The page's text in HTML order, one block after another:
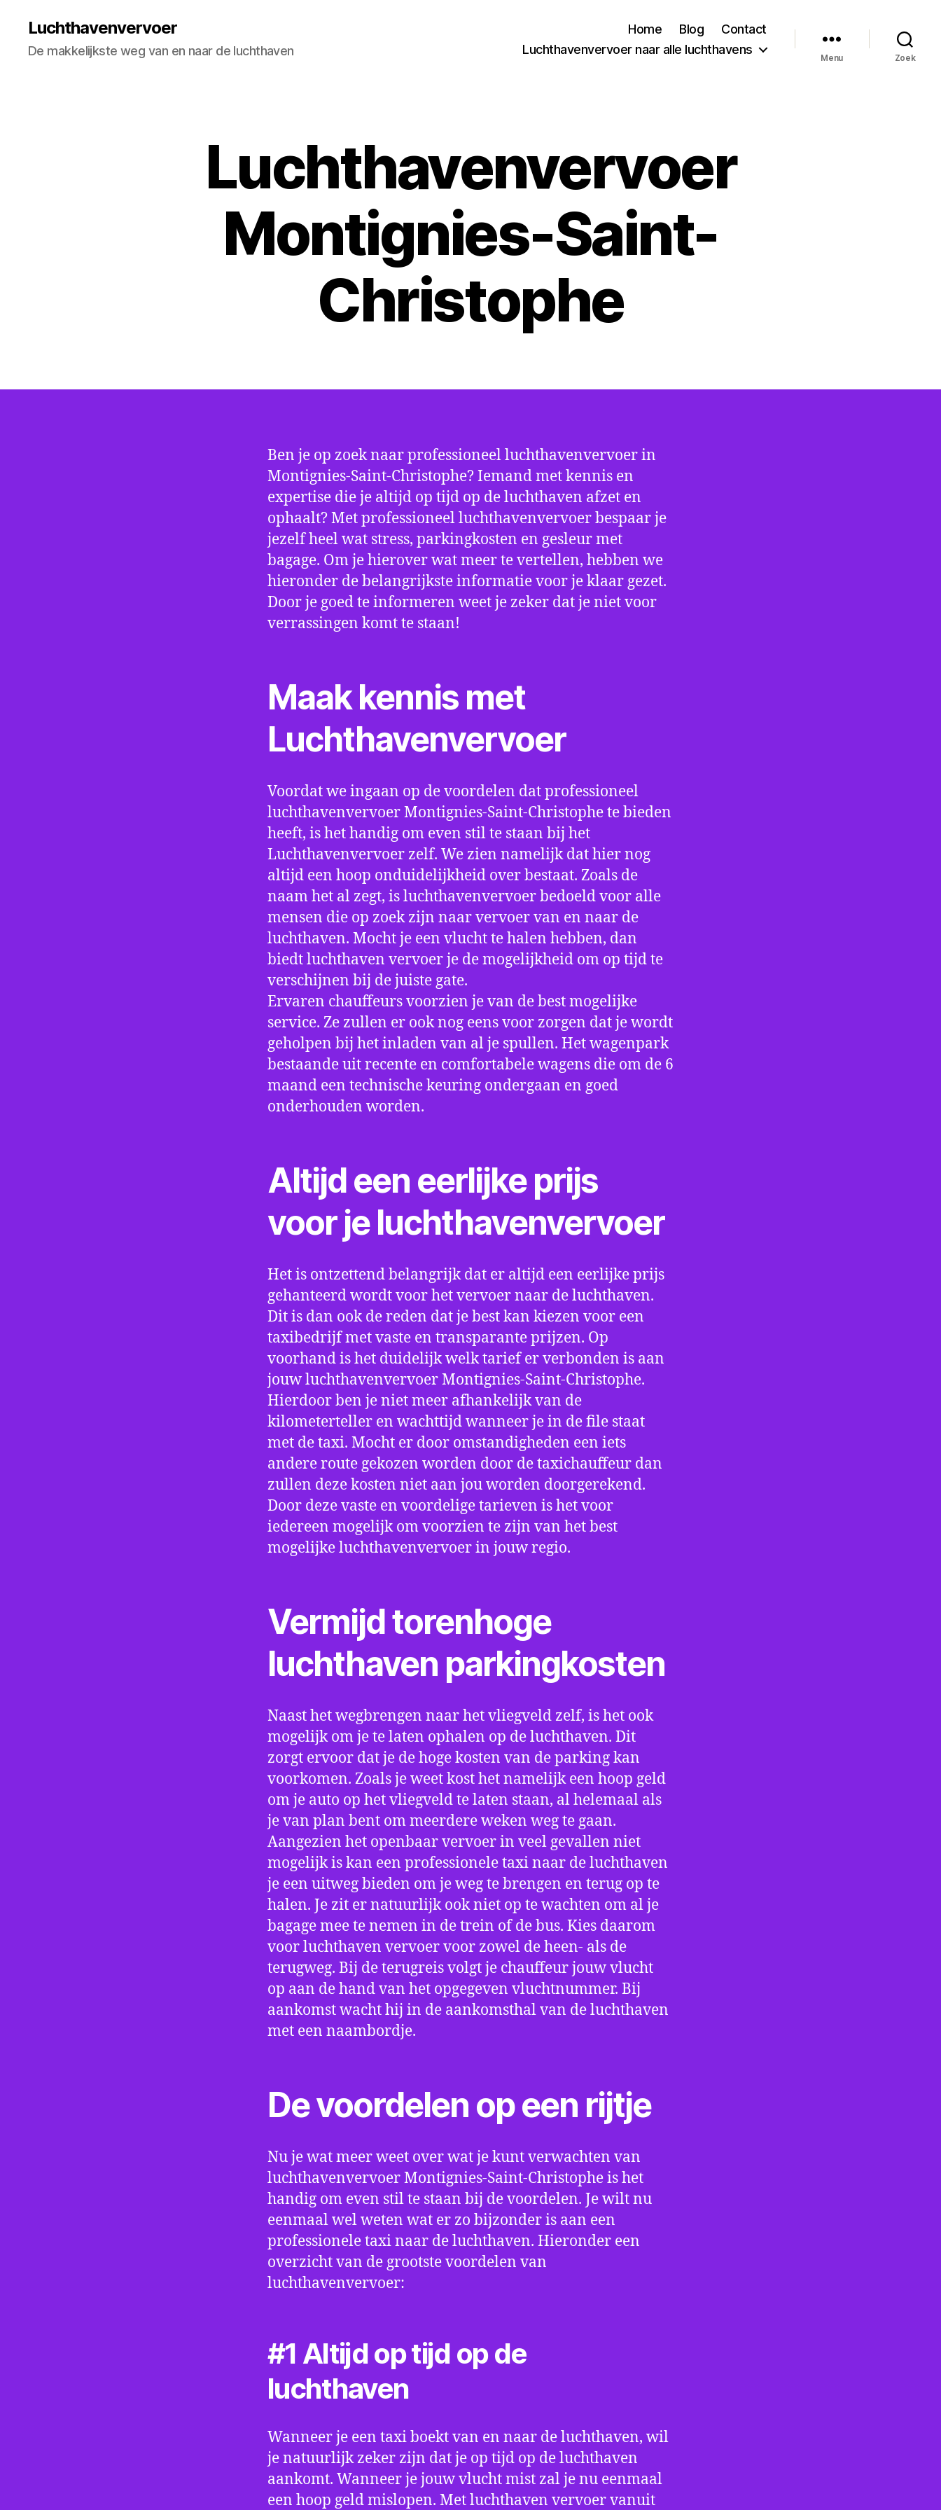
Luchthavenvervoer
De makkelijkste weg van en naar de luchthaven
Home Blog
Contact
Luchthavenvervoer naar alle luchthavens
Menu Zoek
Luchthavenvervoer
Montignies-Saint-
Christophe
Ben je op zoek naar professioneel luchthavenvervoer in
Montignies-Saint-Christophe? Iemand met kennis en
expertise die je altijd op tijd op de luchthaven afzet en
ophaalt? Met professioneel luchthavenvervoer bespaar je
jezelf heel wat stress, parkingkosten en gesleur met
bagage. Om je hierover wat meer te vertellen, hebben we
hieronder de belangrijkste informatie voor je klaar gezet.
Door je goed te informeren weet je zeker dat je niet voor
verrassingen komt te staan!
Maak kennis met
Luchthavenvervoer
Voordat we ingaan op de voordelen dat professioneel
luchthavenvervoer Montignies-Saint-Christophe te bieden
heeft, is het handig om even stil te staan bij het
Luchthavenvervoer zelf. We zien namelijk dat hier nog
altijd een hoop onduidelijkheid over bestaat. Zoals de
naam het al zegt, is luchthavenvervoer bedoeld voor alle
mensen die op zoek zijn naar vervoer van en naar de
luchthaven. Mocht je een vlucht te halen hebben, dan
biedt luchthaven vervoer je de mogelijkheid om op tijd te
verschijnen bij de juiste gate.
Ervaren chauffeurs voorzien je van de best mogelijke
service. Ze zullen er ook nog eens voor zorgen dat je wordt
geholpen bij het inladen van al je spullen. Het wagenpark
bestaande uit recente en comfortabele wagens die om de 6
maand een technische keuring ondergaan en goed
onderhouden worden.
Altijd een eerlijke prijs
voor je luchthavenvervoer
Het is ontzettend belangrijk dat er altijd een eerlijke prijs
gehanteerd wordt voor het vervoer naar de luchthaven.
Dit is dan ook de reden dat je best kan kiezen voor een
taxibedrijf met vaste en transparante prijzen. Op
voorhand is het duidelijk welk tarief er verbonden is aan
jouw luchthavenvervoer Montignies-Saint-Christophe.
Hierdoor ben je niet meer afhankelijk van de
kilometerteller en wachttijd wanneer je in de file staat
met de taxi. Mocht er door omstandigheden een iets
andere route gekozen worden door de taxichauffeur dan
zullen deze kosten niet aan jou worden doorgerekend.
Door deze vaste en voordelige tarieven is het voor
iedereen mogelijk om voorzien te zijn van het best
mogelijke luchthavenvervoer in jouw regio.
Vermijd torenhoge
luchthaven parkingkosten
Naast het wegbrengen naar het vliegveld zelf, is het ook
mogelijk om je te laten ophalen op de luchthaven. Dit
zorgt ervoor dat je de hoge kosten van de parking kan
voorkomen. Zoals je weet kost het namelijk een hoop geld
om je auto op het vliegveld te laten staan, al helemaal als
je van plan bent om meerdere weken weg te gaan.
Aangezien het openbaar vervoer in veel gevallen niet
mogelijk is kan een professionele taxi naar de luchthaven
je een uitweg bieden om je weg te brengen en terug op te
halen. Je zit er natuurlijk ook niet op te wachten om al je
bagage mee te nemen in de trein of de bus. Kies daarom
voor luchthaven vervoer voor zowel de heen- als de
terugweg. Bij de terugreis volgt je chauffeur jouw vlucht
op aan de hand van het opgegeven vluchtnummer. Bij
aankomst wacht hij in de aankomsthal van de luchthaven
met een naambordje.
De voordelen op een rijtje
Nu je wat meer weet over wat je kunt verwachten van
luchthavenvervoer Montignies-Saint-Christophe is het
handig om even stil te staan bij de voordelen. Je wilt nu
eenmaal wel weten wat er zo bijzonder is aan een
professionele taxi naar de luchthaven. Hieronder een
overzicht van de grootste voordelen van
luchthavenvervoer:
#1 Altijd op tijd op de
luchthaven
Wanneer je een taxi boekt van en naar de luchthaven, wil
je natuurlijk zeker zijn dat je op tijd op de luchthaven
aankomt. Wanneer je jouw vlucht mist zal je nu eenmaal
een hoop geld mislopen. Met luchthaven vervoer vanuit